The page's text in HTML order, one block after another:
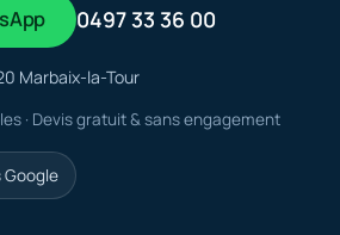
0497 33 36 00
Marbaix-la-Tour
· Devis gratuit & sans engagement
Google